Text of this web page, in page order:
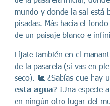
mundo y donde la sal está
pisadas. Más hacia el
de un paisaje blanco e
Fíjate también en el
de la pasarela (si vas en
seco). 🐌 ¿Sabías que hay
esta agua? ¡Una especie
en ningún otro lugar del